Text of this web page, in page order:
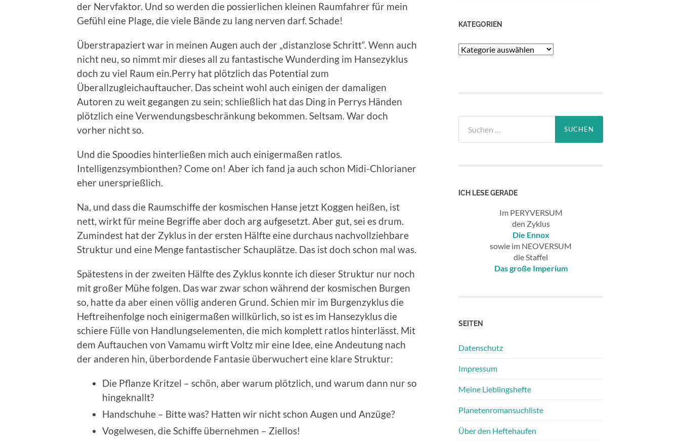
der Nervfaktor. Und so werden die possierlichen kleinen Raumfahrer für mein
Gefühl eine Plage, die viele Bände zu lang nerven darf. Schade!
Überstrapaziert war in meinen Augen auch der „distanzlose Schritt“. Wenn auch
nicht neu, so nimmt mir dieses all zu fantastische Wunderding im Hansezyklus
doch zu viel Raum ein.Perry hat plötzlich das Potential zum
Überallzugleichauftaucher. Das scheint wohl auch einigen der damaligen
Autoren zu weit gegangen zu sein; schließlich hat das Ding in Perrys Händen
plötzlich eine Verwendungsbeschränkung bekommen. Seltsam. War doch
vorher nicht so.
Und die Spoodies hinterließen mich auch einigermaßen ratlos.
Intelligenzsymbionthen? Come on! Aber ich fand ja auch schon Midi-Chlorianer
eher unersprießlich.
Na, und dass die Raumschiffe der kosmischen Hanse jetzt Koggen heißen, ist
nett, wirkt für meine Begriffe aber doch arg aufgesetzt. Aber gut, sei es drum.
Zumindest hat der Zyklus in der ersten Hälfte eine durchaus nachvollziehbare
Struktur und eine Menge fantastischer Schauplätze. Das ist doch schon mal was.
Spätestens in der zweiten Hälfte des Zyklus konnte ich dieser Struktur nur noch
mit großer Mühe folgen. Das war zwar schon während der kosmischen Burgen
so, hatte da aber einen völlig anderen Grund. Schien mir im Burgenzyklus die
Heftreihenfolge noch einigermaßen willkürlich, so ist es im Hansezyklus die
schiere Fülle von Handlungselementen, die mich komplett ratlos hinterlässt. Mit
dem Auftauchen von Vamamu wirft Voltz mir eine Idee, eine Andeutung nach
der anderen hin, überbordende Fantasie überwuchert eine klare Struktur:
Die Pflanze Kritzel – schön, aber warum plötzlich, und warum dann nur so
hingeknallt?
Handschuhe – Bitte was? Hatten wir nicht schon Augen und Anzüge?
Vogelwesen, die Schiffe übernehmen – Ziellos!
KATEGORIEN
Kategorien
nach:
ICH LESE GERADE
Im PERYVERSUM
den Zyklus
Die Ennox
sowie im NEOVERSUM
die Staffel
Das große Imperium
SEITEN
Datenschutz
Impressum
Meine Lieblingshefte
Planetenromansuchliste
Über den Heftehaufen